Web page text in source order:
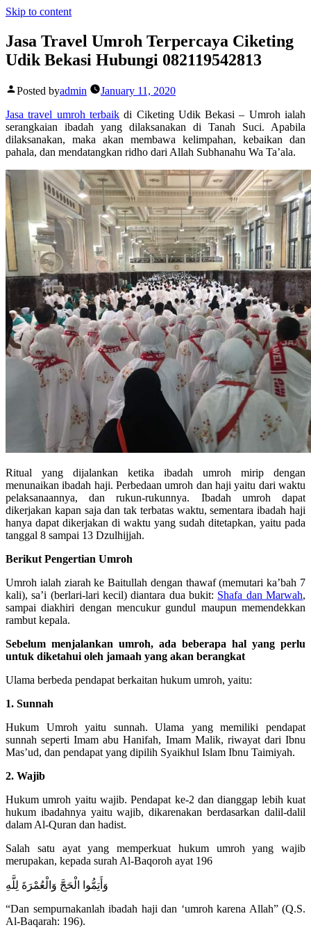
Skip to content
Jasa Travel Umroh Terpercaya Ciketing
Udik Bekasi Hubungi 082119542813
Posted byadmin
January 11, 2020
Jasa travel umroh terbaikdi Ciketing Udik Bekasi – Umroh ialah
serangkaian ibadah yang dilaksanakan di Tanah Suci. Apabila
dilaksanakan, maka akan membawa kelimpahan, kebaikan dan
pahala, dan mendatangkan ridho dari Allah Subhanahu Wa Ta’ala.
Ritual yang dijalankan ketika ibadah umroh mirip dengan
menunaikan ibadah haji. Perbedaan umroh dan haji yaitu dari waktu
pelaksanaannya, dan rukun-rukunnya. Ibadah umroh dapat
dikerjakan kapan saja dan tak terbatas waktu, sementara ibadah haji
hanya dapat dikerjakan di waktu yang sudah ditetapkan, yaitu pada
tanggal 8 sampai 13 Dzulhijjah.
Berikut Pengertian Umroh
Umroh ialah ziarah ke Baitullah dengan thawaf (memutari ka’bah 7
kali), sa’i (berlari-lari kecil) diantara dua bukit: Shafa dan Marwah,
sampai diakhiri dengan mencukur gundul maupun memendekkan
rambut kepala.
Sebelum menjalankan umroh, ada beberapa hal yang perlu
untuk diketahui oleh jamaah yang akan berangkat
Ulama berbeda pendapat berkaitan hukum umroh, yaitu:
1. Sunnah
Hukum Umroh yaitu sunnah. Ulama yang memiliki pendapat
sunnah seperti Imam abu Hanifah, Imam Malik, riwayat dari Ibnu
Mas’ud, dan pendapat yang dipilih Syaikhul Islam Ibnu Taimiyah.
2. Wajib
Hukum umroh yaitu wajib. Pendapat ke-2 dan dianggap lebih kuat
hukum ibadahnya yaitu wajib, dikarenakan berdasarkan dalil-dalil
dalam Al-Quran dan hadist.
Salah satu ayat yang memperkuat hukum umroh yang wajib
merupakan, kepada surah Al-Baqoroh ayat 196
وَأَتِمُّوا الْحَجَّ وَالْعُمْرَةَ لِلَّهِ
“Dan sempurnakanlah ibadah haji dan ‘umroh karena Allah” (Q.S.
Al-Baqarah: 196).